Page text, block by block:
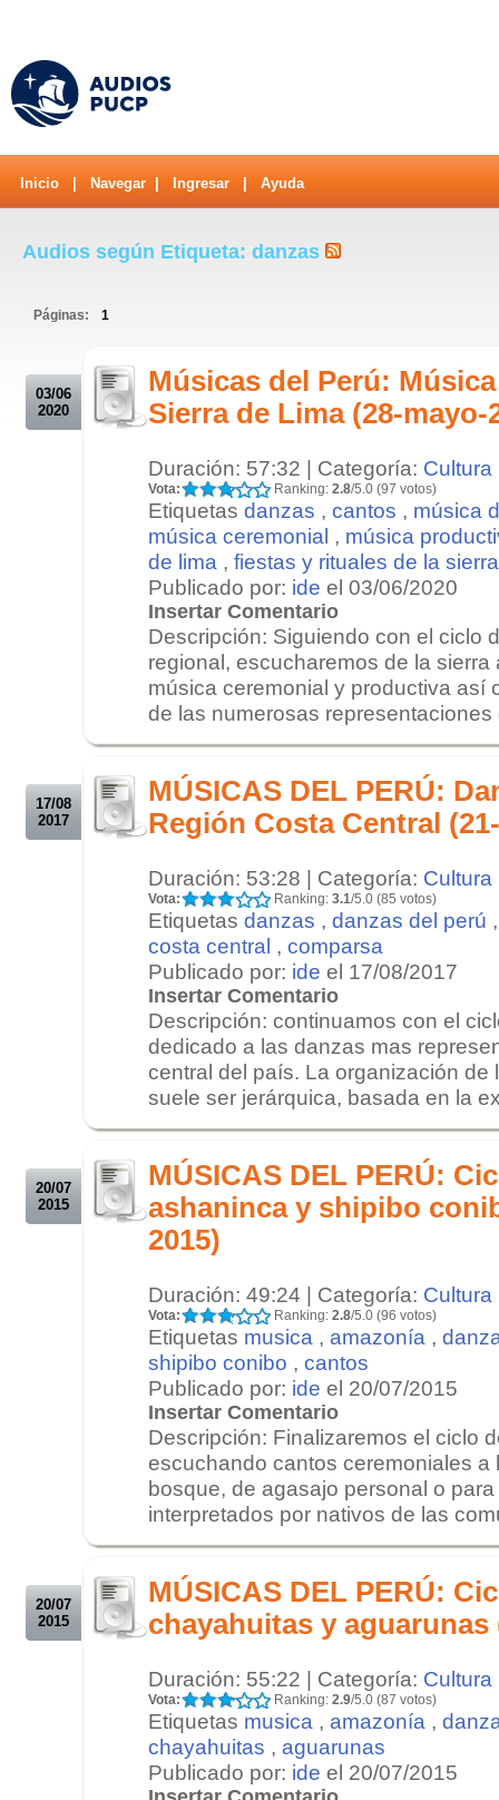
Inicio Navegar Ingresar Ayuda
Audios según Etiqueta: danzas
Páginas: 1
03/06
2020
Músicas del Perú:
Sierra de Lima (28-mayo-
Duración: 57:32 | Categoría: Cultura
Vota: Ranking: 2.8/5.0 (97 votos)
Etiquetas danzas , cantos , música
música ceremonial , música
de lima , fiestas y rituales de la
Publicado por: ide el 03/06/2020
Insertar Comentario
Descripción: Siguiendo con el ciclo
regional, escucharemos de la sierra
música ceremonial y productiva así
de las numerosas representaciones
17/08
2017
MÚSICAS DEL PERÚ:
Región Costa Central
Duración: 53:28 | Categoría: Cultura
Vota: Ranking: 3.1/5.0 (85 votos)
Etiquetas danzas , danzas del perú
costa central , comparsa
Publicado por: ide el 17/08/2017
Insertar Comentario
Descripción: continuamos con el
dedicado a las danzas mas
central del país. La organización de
suele ser jerárquica, basada en la
20/07
2015
MÚSICAS DEL PERÚ:
ashaninca y shipibo
2015)
Duración: 49:24 | Categoría: Cultura
Vota: Ranking: 2.8/5.0 (96 votos)
Etiquetas musica , amazonía ,
shipibo conibo , cantos
Publicado por: ide el 20/07/2015
Insertar Comentario
Descripción: Finalizaremos el ciclo
escuchando cantos ceremoniales a
bosque, de agasajo personal o
interpretados por nativos de las
20/07
2015
MÚSICAS DEL PERÚ:
chayahuitas y aguarunas
Duración: 55:22 | Categoría: Cultura
Vota: Ranking: 2.9/5.0 (87 votos)
Etiquetas musica , amazonía ,
chayahuitas , aguarunas
Publicado por: ide el 20/07/2015